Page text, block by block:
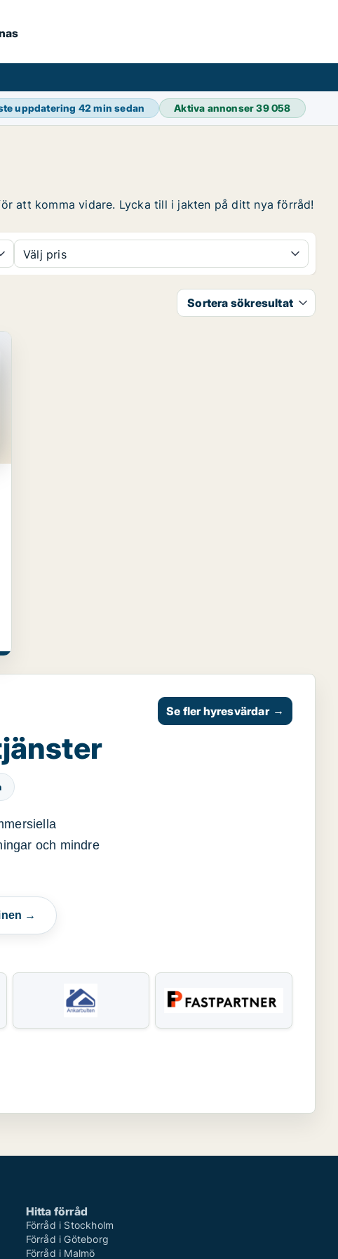
uppdatering 42 min sedan Aktiva annonser39 058
att komma vidare. Lycka till i jakten på ditt nya förråd!
Välj pris
Sortera sökresultat
och mindre
→
Se fler hyresvärdar →
Hitta förråd
Förråd i Stockholm
Förråd i Göteborg
Förråd i Malmö